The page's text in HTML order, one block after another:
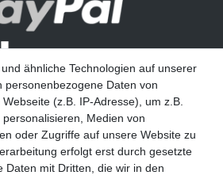
ähnliche Technologien auf unserer
personenbezogene Daten von
(z.B. IP-Adresse), um z.B.
Medien von
oder Zugriffe auf unsere Website zu
erfolgt erst durch gesetzte
Daten mit Dritten, die wir in den